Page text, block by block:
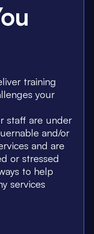
training
your
staff are under
and/or
and are
or stressed
to help
services